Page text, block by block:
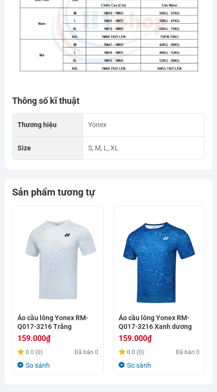
Thông số kĩ thuật
Thương hiệu Yonex
Size S, M, L, XL
Sản phẩm tương tự
Áo cầu lông Yonex RM-
Q017-3216 Trắng
159.000₫
0.0 (0) Đã bán0
So sánh
Áo cầu lông Yonex RM-
Q017-3216 Xanh dương
159.000₫
0.0 (0) Đã bán0
So sánh